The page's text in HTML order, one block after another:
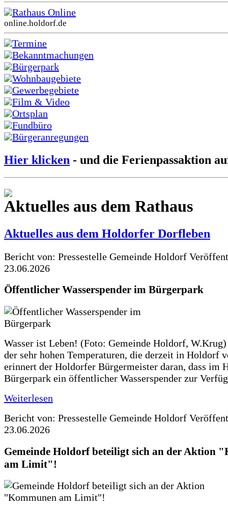
Rathaus Online
online.holdorf.de
Termine
Bekanntmachungen
Bürgerpark
Wohnbaugebiete
Gewerbegebiete
Film & Video
Ortsplan
Fundbüro
Bürgeranregungen
Hier klicken - und die Ferienpassaktion
Aktuelles aus dem Rathaus
Aktuelles aus dem Holdorfer Dorfleben
Bericht von: Pressestelle Gemeinde Holdorf
23.06.2026
Öffentlicher Wasserspender im Bürgerpark
Wasser ist Leben! (Foto: Gemeinde Holdorf,
der sehr hohen Temperaturen, die derzeit in Holdorf
erinnert der Holdorfer Bürgermeister daran, dass im
Bürgerpark ein öffentlicher Wasserspender zur
Weiterlesen
Bericht von: Pressestelle Gemeinde Holdorf
23.06.2026
Gemeinde Holdorf beteiligt sich an der Aktion
am Limit"!